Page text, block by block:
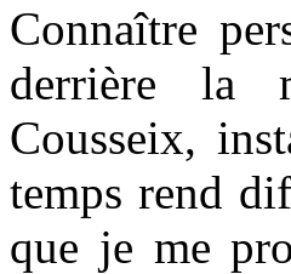
Connaître
derrière la
Cousseix,
temps rend
que je me